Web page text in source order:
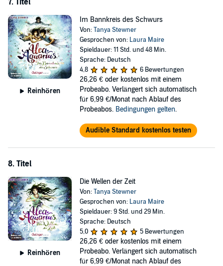
7. Titel
Reinhören
Im Bannkreis des Schwurs
Von:Tanya Stewner
Gesprochen von: Laura Maire
Spieldauer: 11 Std. und 48 Min.
Sprache: Deutsch
4,8
6 Bewertungen
26,26 € oder kostenlos mit einem
Probeabo. Verlängert sich automatisch
für 6,99 €/Monat nach Ablauf des
Probeabos. Bedingungen gelten.
Audible Standard kostenlos testen
8. Titel
Reinhören
Die Wellen der Zeit
Von:Tanya Stewner
Gesprochen von: Laura Maire
Spieldauer: 9 Std. und 29 Min.
Sprache: Deutsch
5,0
5 Bewertungen
26,26 € oder kostenlos mit einem
Probeabo. Verlängert sich automatisch
für 6,99 €/Monat nach Ablauf des